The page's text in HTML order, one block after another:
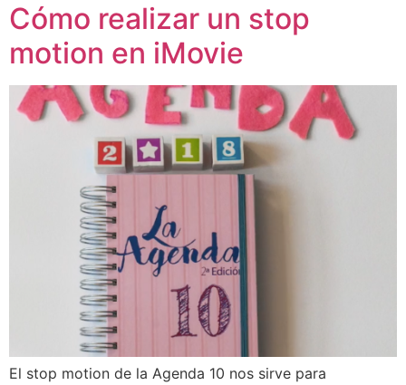
Cómo realizar un stop
motion en iMovie
El stop motion de la Agenda 10 nos sirve para